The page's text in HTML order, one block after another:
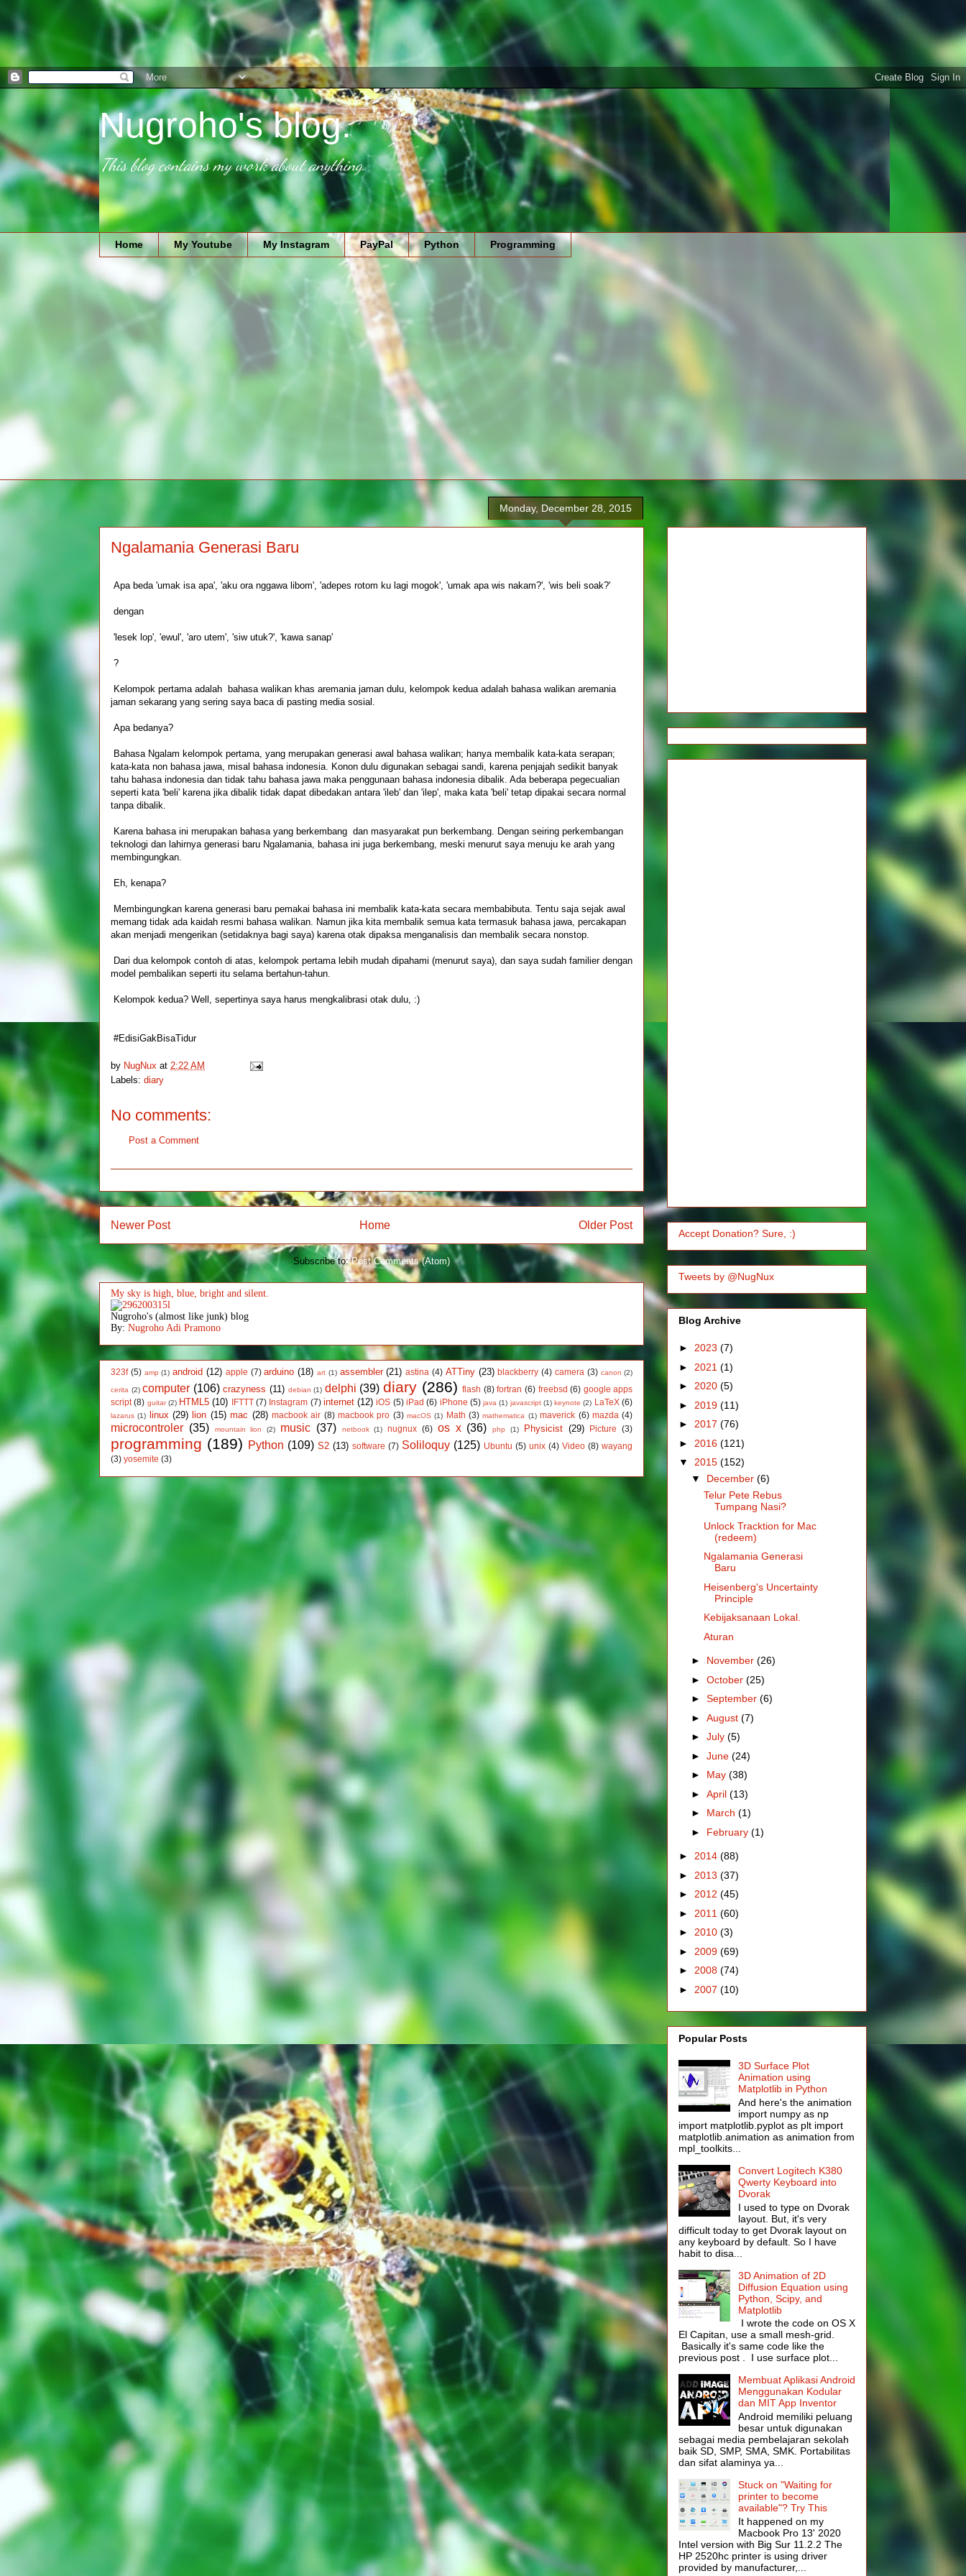
Nugroho's blog.
This blog contains my work about anything.
Home My Youtube My Instagram PayPal Python Programming
Monday, December 28, 2015
Ngalamania Generasi Baru
Apa beda 'umak isa apa', 'aku ora nggawa libom', 'adepes rotom ku lagi mogok', 'umak apa wis nakam?', 'wis beli soak?'
dengan
'lesek lop', 'ewul', 'aro utem', 'siw utuk?', 'kawa sanap'
?
Kelompok pertama adalah bahasa walikan khas aremania jaman dulu, kelompok kedua adalah bahasa walikan aremania
jaman sekarang yang sering saya baca di pasting media sosial.
Apa bedanya?
Bahasa Ngalam kelompok pertama, yang merupakan generasi awal bahasa walikan; hanya membalik kata-kata serapan;
kata-kata non bahasa jawa, misal bahasa indonesia. Konon dulu digunakan sebagai sandi, karena penjajah sedikit banyak
tahu bahasa indonesia dan tidak tahu bahasa jawa maka penggunaan bahasa indonesia dibalik. Ada beberapa pegecualian
seperti kata 'beli' karena jika dibalik tidak dapat dibedakan antara 'ileb' dan 'ilep', maka kata 'beli' tetap dipakai secara normal
tanpa dibalik.
Karena bahasa ini merupakan bahasa yang berkembang dan masyarakat pun berkembang. Dengan seiring perkembangan
teknologi dan lahirnya generasi baru Ngalamania, bahasa ini juga berkembang, meski menurut saya menuju ke arah yang
membingungkan.
Eh, kenapa?
Membingungkan karena generasi baru pemakai bahasa ini membalik kata-kata secara membabibuta. Tentu saja sejak awal
memang tidak ada kaidah resmi bahasa walikan. Namun jika kita membalik semua kata termasuk bahasa jawa, percakapan
akan menjadi mengerikan (setidaknya bagi saya) karena otak dipaksa menganalisis dan membalik secara nonstop.
Dari dua kelompok contoh di atas, kelompok pertama lebih mudah dipahami (menurut saya), dan saya sudah familier dengan
model pembalikan seperti itu selama bertahun-tahun.
Kelompok kedua? Well, sepertinya saya harus mengkalibrasi otak dulu, :)
#EdisiGakBisaTidur
by NugNux at 2:22 AM
Labels: diary
No comments:
Post a Comment
Newer Post Older Post
Home
Subscribe to:Post Comments (Atom)
My sky is high, blue, bright and silent.
Nugroho's (almost like junk) blog
By: Nugroho Adi Pramono
323f (5) amp (1) android (12) apple (7) arduino (18) art (1) assembler (21) astina (4) ATTiny (23) blackberry (4) camera (3) canon (2)
cerita (2) computer (106) crazyness (11) debian (1) delphi (39) diary (286) flash (8) fortran (6) freebsd (6) google apps
script (8) guitar (2) HTML5 (10) IFTTT (7) Instagram (7) internet (12) iOS (5) iPad (6) iPhone (5) java (1) javascript (1) keynote (2) LaTeX (6)
lazarus (1) linux (29) lion (15) mac (28) macbook air (8) macbook pro (3) macOS (1) Math (3) mathematica (1) maverick (6) mazda (4)
microcontroler (35) mountain lion (2) music (37) netbook (1) nugnux (6) os x (36) php (1) Physicist (29) Picture (3)
programming (189) Python (109) S2 (13) software (7) Soliloquy (125) Ubuntu (5) unix (4) Video (8) wayang
(3) yosemite (3)
Accept Donation? Sure, :)
Tweets by @NugNux
Blog Archive
► 2023 (7)
► 2021 (1)
► 2020 (5)
► 2019 (11)
► 2017 (76)
► 2016 (121)
▼ 2015 (152)
▼ December (6)
Telur Pete Rebus
Tumpang Nasi?
Unlock Tracktion for Mac
(redeem)
Ngalamania Generasi
Baru
Heisenberg's Uncertainty
Principle
Kebijaksanaan Lokal.
Aturan
► November (26)
► October (25)
► September (6)
► August (7)
► July (5)
► June (24)
► May (38)
► April (13)
► March (1)
► February (1)
► 2014 (88)
► 2013 (37)
► 2012 (45)
► 2011 (60)
► 2010 (3)
► 2009 (69)
► 2008 (74)
► 2007 (10)
Popular Posts
3D Surface Plot
Animation using
Matplotlib in Python
And here's the animation
import numpy as np
import matplotlib.pyplot as plt import
matplotlib.animation as animation from
mpl_toolkits...
Convert Logitech K380
Qwerty Keyboard into
Dvorak
I used to type on Dvorak
layout. But, it's very
difficult today to get Dvorak layout on
any keyboard by default. So I have
habit to disa...
3D Animation of 2D
Diffusion Equation using
Python, Scipy, and
Matplotlib
I wrote the code on OS X
El Capitan, use a small mesh-grid.
Basically it's same code like the
previous post . I use surface plot...
Membuat Aplikasi Android
Menggunakan Kodular
dan MIT App Inventor
Android memiliki peluang
besar untuk digunakan
sebagai media pembelajaran sekolah
baik SD, SMP, SMA, SMK. Portabilitas
dan sifat alaminya ya...
Stuck on "Waiting for
printer to become
available"? Try This
It happened on my
Macbook Pro 13' 2020
Intel version with Big Sur 11.2.2 The
HP 2520hc printer is using driver
provided by manufacturer,...